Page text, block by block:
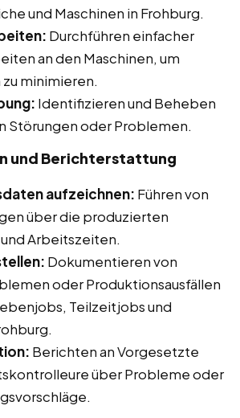
und Maschinen in Frohburg.
Durchführen einfacher
an den Maschinen, um
minimieren.
Identifizieren und Beheben
Störungen oder Problemen.
und Berichterstattung
aufzeichnen: Führen von
über die produzierten
Arbeitszeiten.
Dokumentieren von
oder Produktionsausfällen
Teilzeitjobs und
Berichten an Vorgesetzte
über Probleme oder